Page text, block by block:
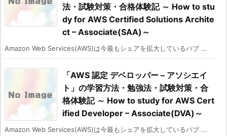
法・試験対策・合格体験記 ～ How to stu
dy for AWS Certified Solutions Archite
ct – Associate(SAA)～
Amazon Web Services(AWS)は今最もシェアを拡大しているパブ ...
「AWS 認定 デベロッパー – アソシエイ
ト」の学習方法・勉強法・試験対策・合
格体験記 ～ How to study for AWS Cert
ified Developer – Associate(DVA)～
Amazon Web Services(AWS)は今最もシェアを拡大しているパブ ...